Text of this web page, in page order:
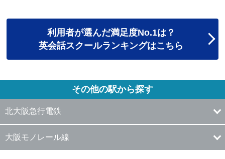
利用者が選んだ満足度No.1は？
英会話スクールランキングはこちら
その他の駅から探す
北大阪急行電鉄
大阪モノレール線